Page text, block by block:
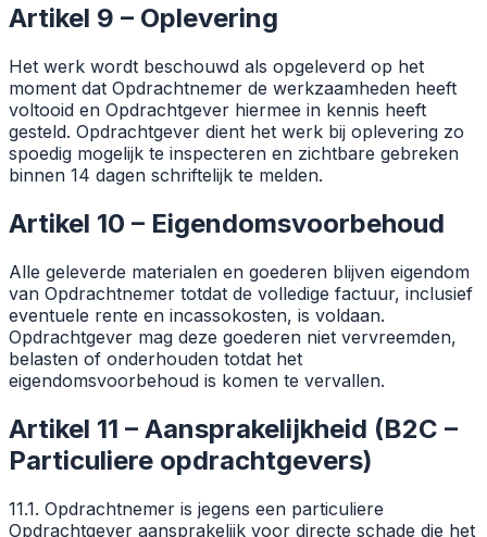
Artikel 9 – Oplevering
Het werk wordt beschouwd als opgeleverd op het
moment dat Opdrachtnemer de werkzaamheden heeft
voltooid en Opdrachtgever hiermee in kennis heeft
gesteld. Opdrachtgever dient het werk bij oplevering zo
spoedig mogelijk te inspecteren en zichtbare gebreken
binnen 14 dagen schriftelijk te melden.
Artikel 10 – Eigendomsvoorbehoud
Alle geleverde materialen en goederen blijven eigendom
van Opdrachtnemer totdat de volledige factuur, inclusief
eventuele rente en incassokosten, is voldaan.
Opdrachtgever mag deze goederen niet vervreemden,
belasten of onderhouden totdat het
eigendomsvoorbehoud is komen te vervallen.
Artikel 11 – Aansprakelijkheid (B2C –
Particuliere opdrachtgevers)
11.1. Opdrachtnemer is jegens een particuliere
Opdrachtgever aansprakelijk voor directe schade die het